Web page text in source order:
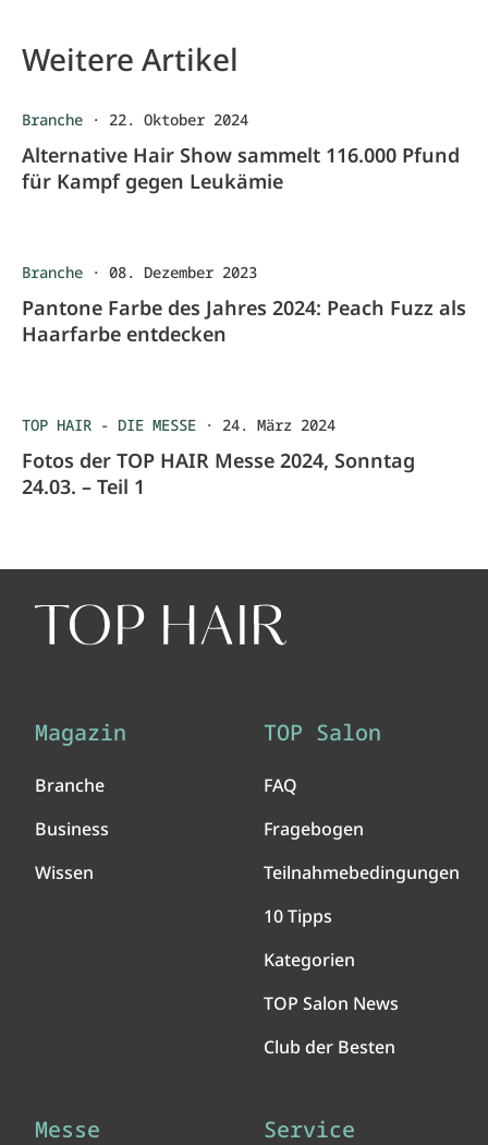
Weitere Artikel
Branche · 22. Oktober 2024
Alternative Hair Show sammelt 116.000 Pfund
für Kampf gegen Leukämie
Branche · 08. Dezember 2023
Pantone Farbe des Jahres 2024: Peach Fuzz als
Haarfarbe entdecken
TOP HAIR - DIE MESSE · 24. März 2024
Fotos der TOP HAIR Messe 2024, Sonntag
24.03. – Teil 1
Magazin
Branche
Business
Wissen
TOP Salon
FAQ
Fragebogen
Teilnahmebedingungen
10 Tipps
Kategorien
TOP Salon News
Club der Besten
Messe Service